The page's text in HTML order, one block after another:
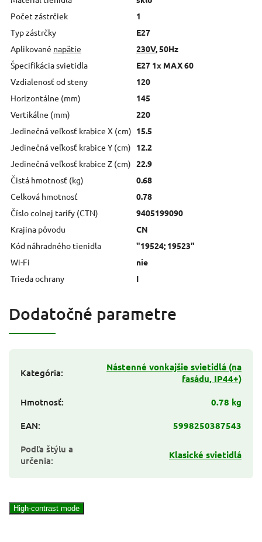
Počet zástrčiek
1
Typ zástrčky
E27
Aplikované napätie 230V, 50Hz
Špecifikácia svietidla
E27 1x MAX 60
Vzdialenosť od steny
120
Horizontálne (mm)
145
Vertikálne (mm)
220
Jedinečná veľkosť krabice X (cm) 15.5
Jedinečná veľkosť krabice Y (cm)
12.2
Jedinečná veľkosť krabice Z (cm) 22.9
Čistá hmotnosť (kg)
0.68
Celková hmotnosť
0.78
Číslo colnej tarify (CTN)
9405199090
Krajina pôvodu
CN
Kód náhradného tienidla
"19524; 19523"
Wi-Fi
nie
Trieda ochrany
I
Dodatočné parametre
Kategória:
Nástenné vonkajšie svietidlá (na
fasádu, IP44+)
Hmotnosť:
0.78 kg
EAN:
5998250387543
Podľa štýlu a
určenia: Klasické svietidlá
High-contrast mode